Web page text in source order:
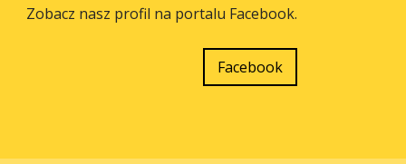
Zobacz nasz profil na portalu Facebook.
Facebook